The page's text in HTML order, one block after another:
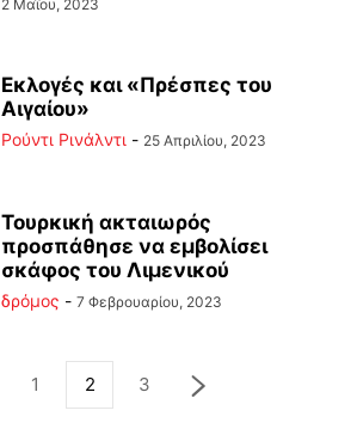
2 Μαΐου, 2023
Εκλογές και «Πρέσπες του
Αιγαίου»
Ρούντι Ρινάλντι - 25 Απριλίου, 2023
Τουρκική ακταιωρός
προσπάθησε να εμβολίσει
σκάφος του Λιμενικού
δρόμος - 7 Φεβρουαρίου, 2023
1 2 3